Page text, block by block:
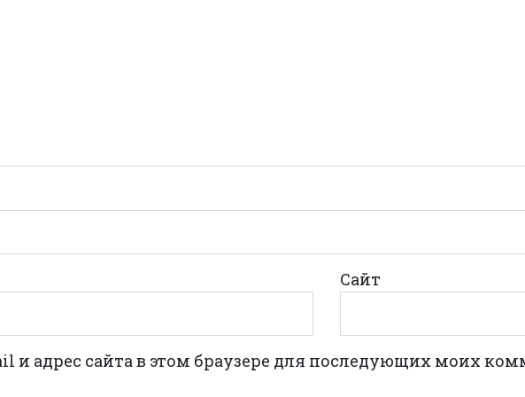
Сайт
и адрес сайта в этом браузере для последующих моих